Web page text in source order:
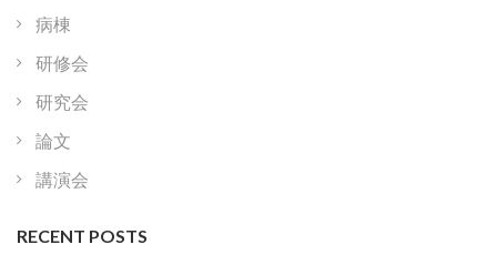
病棟
研修会
研究会
論文
講演会
RECENT POSTS